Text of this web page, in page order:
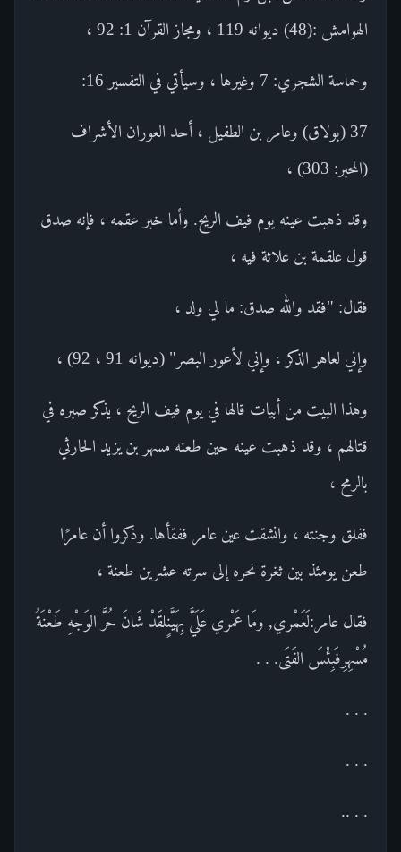
الهوامش :(48) ديوانه 119 ، ومجاز القرآن 1: 92 ،
وحماسة الشجري: 7 وغيرها ، وسيأتي في التفسير 16:
37 (بولاق) وعامر بن الطفيل ، أحد العوران الأشراف
(المحبر: 303) ،
وقد ذهبت عينه يوم فيف الريح. وأما خبر عقمه ، فإنه صدق
قول علقمة بن علاثة فيه ،
فقال: "فقد والله صدق: ما لي ولد ،
وإني لعاهر الذكر ، وإني لأعور البصر" (ديوانه 91 ، 92) ،
وهذا البيت من أبيات قالها في يوم فيف الريح ، يذكر صبره في
قتالهم ، وقد ذهبت عينه حين طعنه مسهر بن يزيد الحارثي
بالرمح ،
ففلق وجنته ، وانشقت عين عامر ففقأها. وذكروا أن عامرًا
طعن يومئذ بين ثغرة نحره إلى سرته عشرين طعنة ،
فقال عامر:لَعَمْري, ومَا عَمْري عَلَيَّ بِهَيَّنٍلقَدْ شَانَ حُرَّ الوَجْهِ طَعْنَةُ
مُسْهِرِفَبِئْسَ الفَتَى. . .
. . .
. . .
. . ..